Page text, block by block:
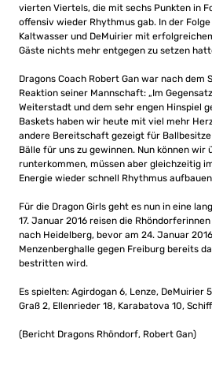
vierten Viertels, die mit sechs Punkten in
offensiv wieder Rhythmus gab. In der
Kaltwasser und DeMuirier mit
Gäste nichts mehr entgegen zu setzen
Dragons Coach Robert Gan war nach dem
Reaktion seiner Mannschaft: „Im
Weiterstadt und dem sehr engen Hinspiel
Baskets haben wir heute mit viel mehr
andere Bereitschaft gezeigt für
Bälle für uns zu gewinnen. Nun können wir
runterkommen, müssen aber gleichzeitig
Energie wieder schnell Rhythmus
Für die Dragon Girls geht es nun in eine
17. Januar 2016 reisen die
nach Heidelberg, bevor am 24. Januar
Menzenberghalle gegen Freiburg bereits
bestritten wird.
Es spielten: Agirdogan 6, Lenze, DeMuirier
Graß 2, Ellenrieder 18, Karabatova 10,
(Bericht Dragons Rhöndorf, Robert Gan)